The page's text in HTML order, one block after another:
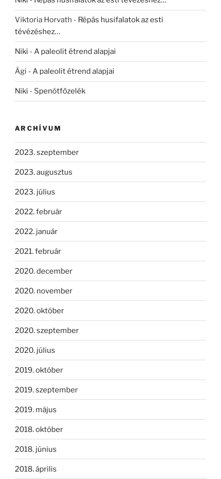
Viktoria Horvath - Répás husifalatok az esti
tévézéshez…
Niki - A paleolit étrend alapjai
Ági - A paleolit étrend alapjai
Niki - Spenótfőzelék
ARCHÍVUM
2023. szeptember
2023. augusztus
2023. július
2022. február
2022. január
2021. február
2020. december
2020. november
2020. október
2020. szeptember
2020. július
2019. október
2019. szeptember
2019. május
2018. október
2018. június
2018. április